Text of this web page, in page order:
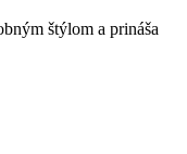
štýlom a prináša